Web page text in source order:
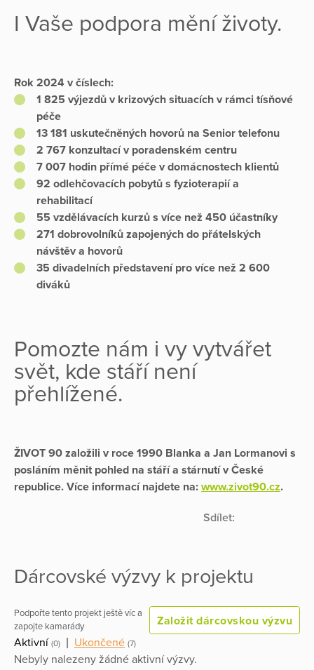
I Vaše podpora mění životy.
Rok 2024 v číslech:
1 825 výjezdů v krizových situacích v rámci tísňové
péče
13 181 uskutečněných hovorů na Senior telefonu
2 767 konzultací v poradenském centru
7 007 hodin přímé péče v domácnostech klientů
92 odlehčovacích pobytů s fyzioterapií a
rehabilitací
55 vzdělávacích kurzů s více než 450 účastníky
271 dobrovolníků zapojených do přátelských
návštěv a hovorů
35 divadelních představení pro více než 2 600
diváků
Pomozte nám i vy vytvářet
svět, kde stáří není
přehlížené.
ŽIVOT 90 založili v roce 1990 Blanka a Jan Lormanovi s
posláním měnit pohled na stáří a stárnutí v České
republice. Více informací najdete na: www.zivot90.cz.
Sdílet:
Dárcovské výzvy k projektu
Podpořte tento projekt ještě víc a
zapojte kamarády
Založit dárcovskou výzvu
Aktivní (0) Ukončené (7)
Nebyly nalezeny žádné aktivní výzvy.